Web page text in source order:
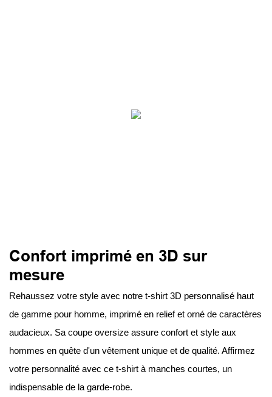
Confort imprimé en 3D sur
mesure
Rehaussez votre style avec notre t-shirt 3D personnalisé haut
de gamme pour homme, imprimé en relief et orné de caractères
audacieux. Sa coupe oversize assure confort et style aux
hommes en quête d'un vêtement unique et de qualité. Affirmez
votre personnalité avec ce t-shirt à manches courtes, un
indispensable de la garde-robe.